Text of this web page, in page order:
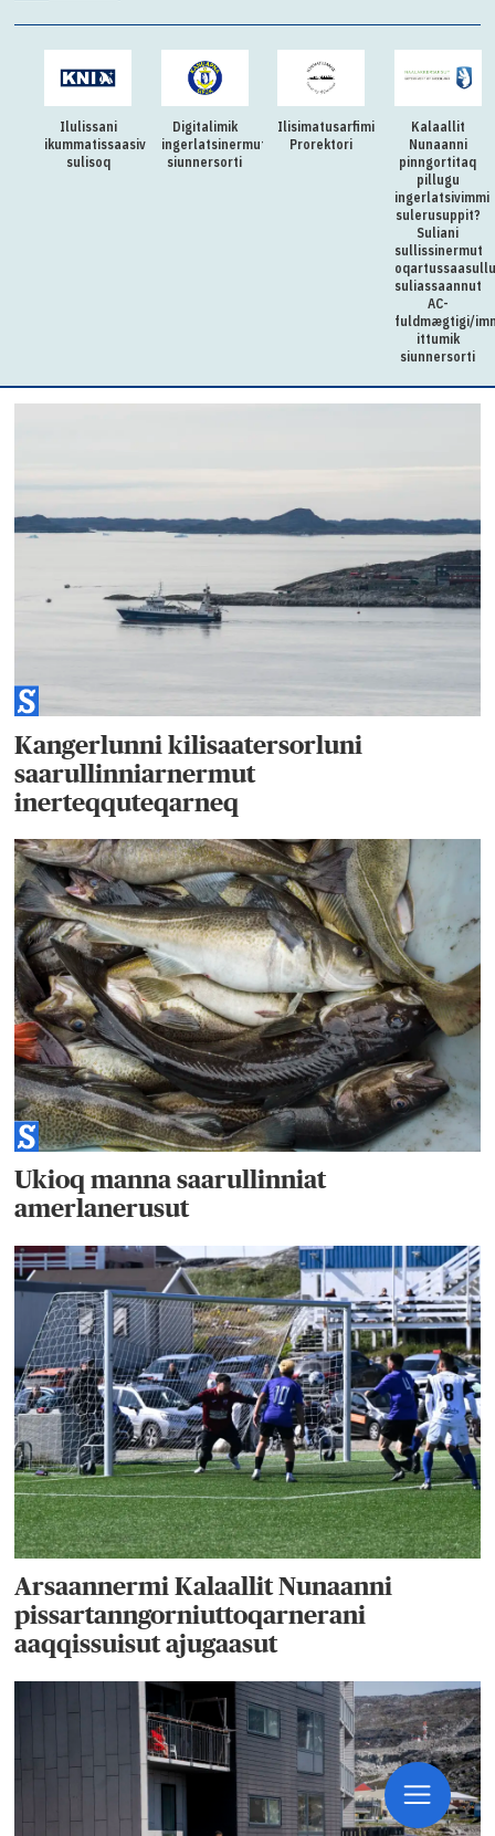
Ilulissani
ikummatissaasivimmi
sulisoq
Digitalimik
ingerlatsinermut
siunnersorti
Ilisimatusarfimi
Prorektori
Kalaallit
Nunaanni
pinngortitaq
pillugu
ingerlatsivimmi
sulerusuppit?
Suliani
sullissinermut
oqartussaasullu
suliassaannut
AC-
fuldmægtigi/
ittumik
siunnersorti
Kangerlunni kilisaatersorluni
saarullinniarnermut
inerteqquteqarneq
Ukioq manna saarullinniat
amerlanerusut
Arsaannermi Kalaallit Nunaanni
pissartanngorniuttoqarnerani
aaqqissuisut ajugaasut